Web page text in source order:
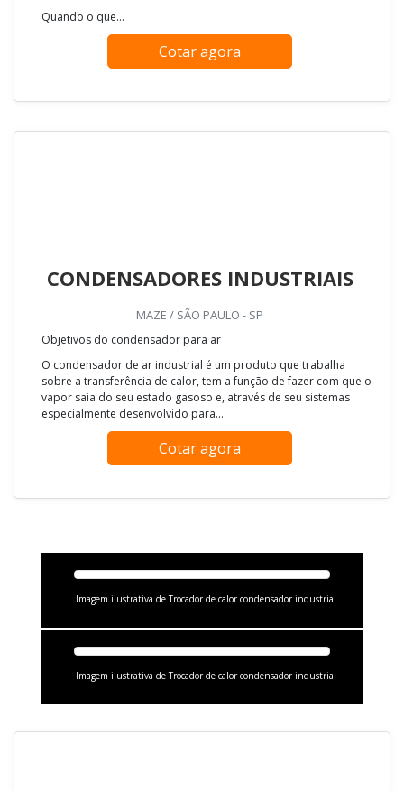
Quando o que...
Cotar agora
CONDENSADORES INDUSTRIAIS
MAZE / SÃO PAULO - SP
Objetivos do condensador para ar
O condensador de ar industrial é um produto que trabalha
sobre a transferência de calor, tem a função de fazer com que o
vapor saia do seu estado gasoso e, através de seu sistemas
especialmente desenvolvido para...
Cotar agora
Imagem ilustrativa de Trocador de calor condensador industrial
Imagem ilustrativa de Trocador de calor condensador industrial